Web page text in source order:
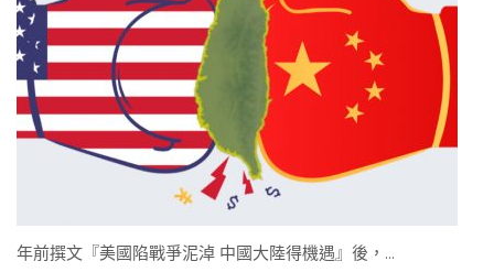
年前撰文『美國陷戰爭泥淖 中國大陸得機遇』後，…